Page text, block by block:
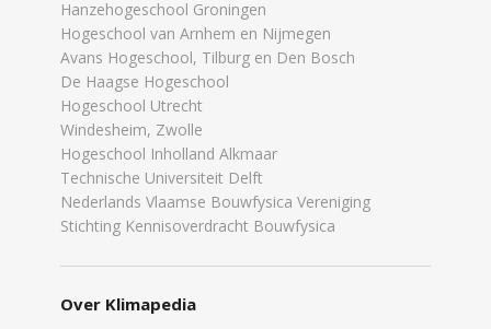
Hanzehogeschool Groningen
Hogeschool van Arnhem en Nijmegen
Avans Hogeschool, Tilburg en Den Bosch
De Haagse Hogeschool
Hogeschool Utrecht
Windesheim, Zwolle
Hogeschool Inholland Alkmaar
Technische Universiteit Delft
Nederlands Vlaamse Bouwfysica Vereniging
Stichting Kennisoverdracht Bouwfysica
Over Klimapedia